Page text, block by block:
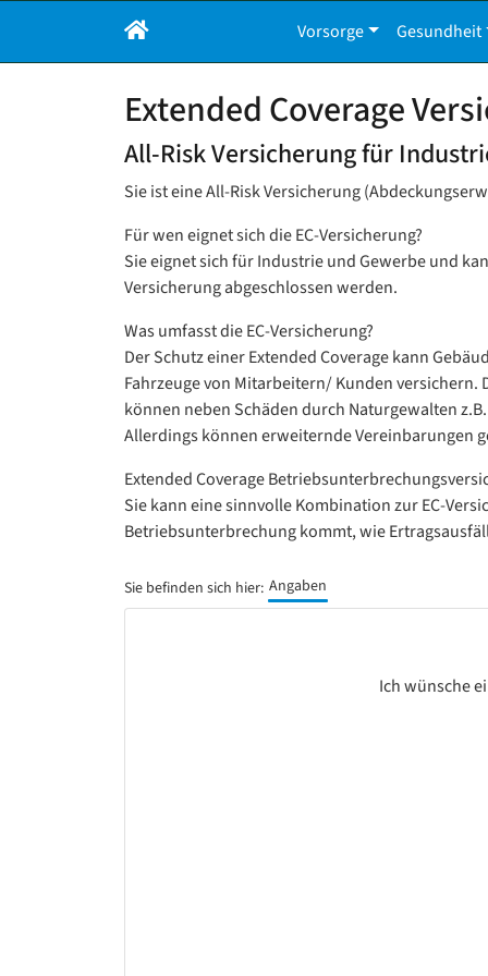
Vorsorge Gesundheit
Extended Coverage
All-Risk Versicherung für
Sie ist eine All-Risk Versicherung
Für wen eignet sich die EC-Versicherung?
Sie eignet sich für Industrie und Gewerbe und
Versicherung abgeschlossen werden.
Was umfasst die EC-Versicherung?
Der Schutz einer Extended Coverage kann
Fahrzeuge von Mitarbeitern/ Kunden versichern.
können neben Schäden durch Naturgewalten
Allerdings können erweiternde Vereinbarungen
Extended Coverage
Sie kann eine sinnvolle Kombination zur EC-
Betriebsunterbrechung kommt, wie
Sie befinden sich hier: Angaben
Ich wünsche